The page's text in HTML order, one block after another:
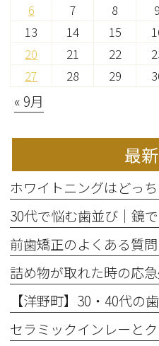
6
7 8 9
13
14 15
20
21 22
27
28 29
« 9月
最